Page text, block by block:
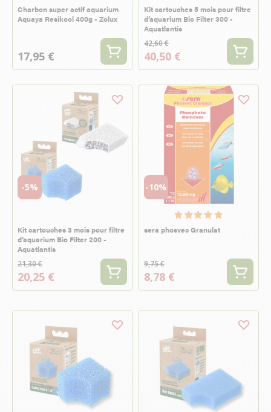
Charbon super actif aquarium
Aquaya Resikool 400g - Zolux
17,95 €
Kit cartouches 5 mois pour filtre
d’aquarium Bio Filter 300 -
Aquatlantis
42,60 €
40,50 €
-5%
Kit cartouches 3 mois pour filtre
d’aquarium Bio Filter 200 -
Aquatlantis
21,30 €
20,25 €
-10%
sera phosvec Granulat
9,75 €
8,78 €